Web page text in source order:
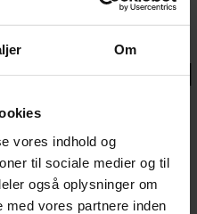
Om
vores indhold og
til sociale medier og til
også oplysninger om
vores partnere inden
forfærdet
vågner op til
og blev straks
på.